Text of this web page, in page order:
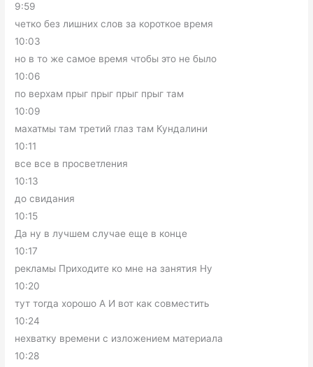
9:59
четко без лишних слов за короткое время
10:03
но в то же самое время чтобы это не было
10:06
по верхам прыг прыг прыг прыг там
10:09
махатмы там третий глаз там Кундалини
10:11
все все в просветления
10:13
до свидания
10:15
Да ну в лучшем случае еще в конце
10:17
рекламы Приходите ко мне на занятия Ну
10:20
тут тогда хорошо А И вот как совместить
10:24
нехватку времени с изложением материала
10:28